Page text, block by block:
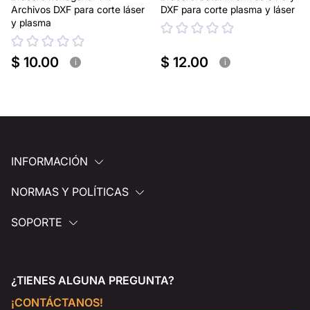
Archivos DXF para corte láser
y plasma
$ 10.00 i
DXF para corte plasma y láser
$ 12.00 i
INFORMACIÓN
NORMAS Y POLÍTICAS
SOPORTE
¿TIENES ALGUNA PREGUNTA?
¡CONTÁCTANOS!